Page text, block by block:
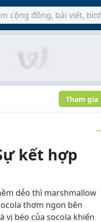
Tham gia
kết hợp
dẻo thì marshmallow
thơm ngon bên
vị béo của socola khiến